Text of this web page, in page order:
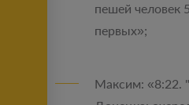
пешей человек
первых»;
Максим: «8:22.